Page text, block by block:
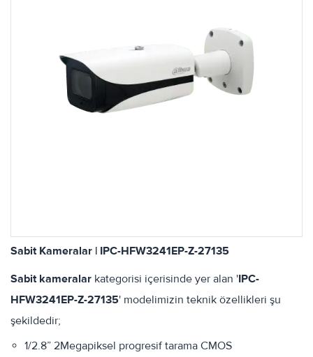
Sabit Kameralar | IPC-HFW3241EP-Z-27135
Sabit kameralar kategorisi içerisinde yer alan 'IPC-
HFW3241EP-Z-27135' modelimizin teknik özellikleri şu
şekildedir;
1/2.8” 2Megapiksel progresif tarama CMOS